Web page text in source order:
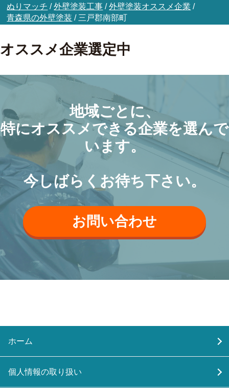
ぬりマッチ /外壁塗装工事 /外壁塗装オススメ企業 /
青森県の外壁塗装 / 三戸郡南部町
オススメ企業選定中
地域ごとに、
特にオススメできる企業を選んで
います。
今しばらくお待ち下さい。
お問い合わせ
ホーム
個人情報の取り扱い